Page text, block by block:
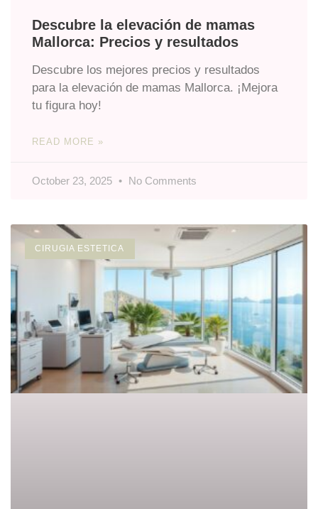
Descubre la elevación de mamas
Mallorca: Precios y resultados
Descubre los mejores precios y resultados
para la elevación de mamas Mallorca. ¡Mejora
tu figura hoy!
READ MORE »
October 23, 2025 No Comments
CIRUGIA ESTETICA